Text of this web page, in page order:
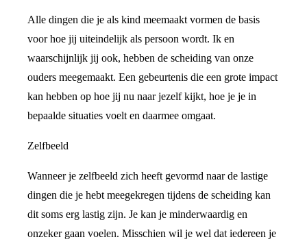
Alle dingen die je als kind meemaakt vormen de basis
voor hoe jij uiteindelijk als persoon wordt. Ik en
waarschijnlijk jij ook, hebben de scheiding van onze
ouders meegemaakt. Een gebeurtenis die een grote impact
kan hebben op hoe jij nu naar jezelf kijkt, hoe je je in
bepaalde situaties voelt en daarmee omgaat.
Zelfbeeld
Wanneer je zelfbeeld zich heeft gevormd naar de lastige
dingen die je hebt meegekregen tijdens de scheiding kan
dit soms erg lastig zijn. Je kan je minderwaardig en
onzeker gaan voelen. Misschien wil je wel dat iedereen je